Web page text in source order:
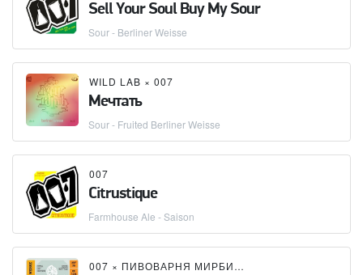
Sell Your Soul Buy My Sour
Sour - Berliner Weisse
WILD LAB × 007
Мечтать
Sour - Fruited Berliner Weisse
007
Citrustique
Farmhouse Ale - Saison
007 × ПИВОВАРНЯ МИРБИР (MIRBEER BREWERY)